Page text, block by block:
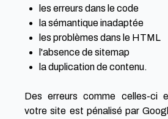
les erreurs dans le code
la sémantique inadaptée
les problèmes dans le HTML
l'absence de sitemap
la duplication de contenu.
Des erreurs comme celles-ci
votre site est pénalisé par